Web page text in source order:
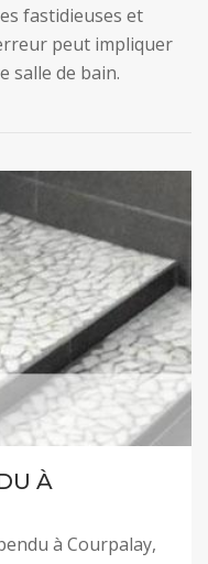
fastidieuses et
peut impliquer
salle de bain.
À
à Courpalay,